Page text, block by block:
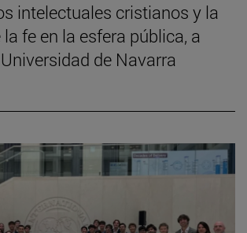
intelectuales cristianos y la
fe en la esfera pública, a
de Navarra